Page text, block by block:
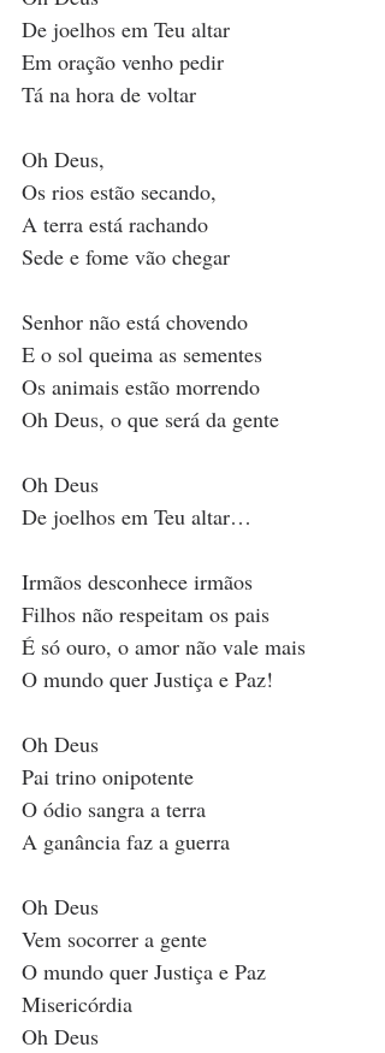
De joelhos em Teu altar
Em oração venho pedir
Tá na hora de voltar
Oh Deus,
Os rios estão secando,
A terra está rachando
Sede e fome vão chegar
Senhor não está chovendo
E o sol queima as sementes
Os animais estão morrendo
Oh Deus, o que será da gente
Oh Deus
De joelhos em Teu altar…
Irmãos desconhece irmãos
Filhos não respeitam os pais
É só ouro, o amor não vale mais
O mundo quer Justiça e Paz!
Oh Deus
Pai trino onipotente
O ódio sangra a terra
A ganância faz a guerra
Oh Deus
Vem socorrer a gente
O mundo quer Justiça e Paz
Misericórdia
Oh Deus